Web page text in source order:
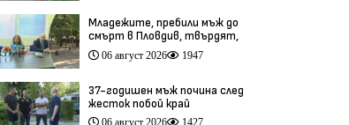
Младежите, пребили мъж до
смърт в Пловдив, твърдят,
че са „ловци на педофили”
(видео)
06 август 2026 1947
37-годишен мъж почина след
жесток побой край
Младежкия хълм в Пловдив
06 август 2026 1427